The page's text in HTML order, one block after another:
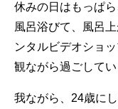
休みの日はもっぱ
風呂浴びて、風呂
ンタルビデオショ
観ながら過ごしてい
我ながら、24歳に